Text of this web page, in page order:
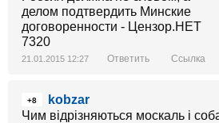
21.01.2015 12:27 Ответить Ссылка
+8
kobzar
Чим відрізняються москаль і